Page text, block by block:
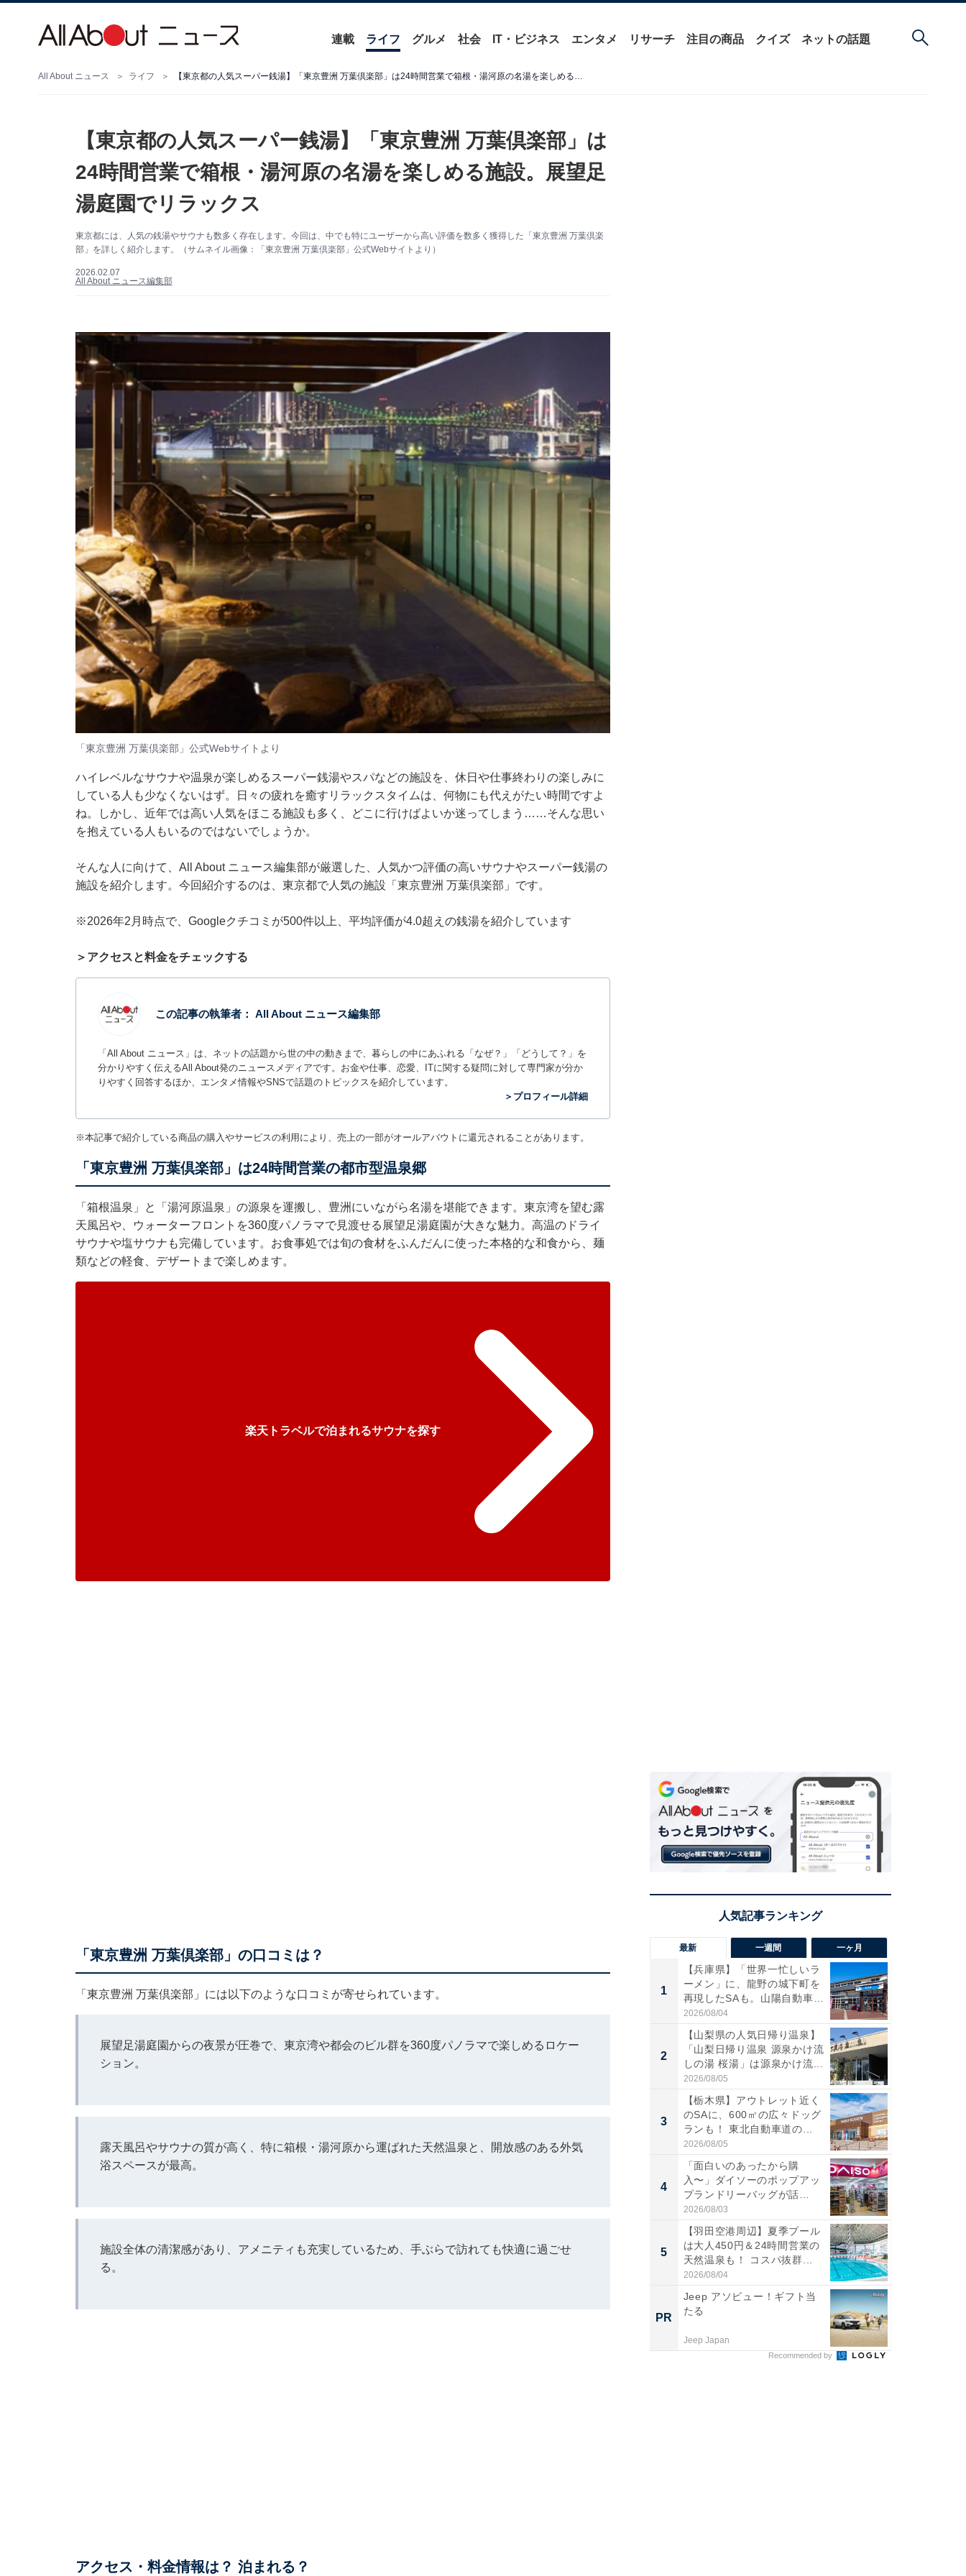
連載 ライフ グルメ 社会 IT・ビジネス エンタメ リサーチ 注目の商品 クイズ ネットの話題
All About ニュース ライフ 【東京都の人気スーパー銭湯】「東京豊洲 万葉倶楽部」は24時間営業で箱根・湯河原の名湯を楽しめる施設。展望足湯庭園でリラックス
【東京都の人気スーパー銭湯】「東京豊洲 万葉倶楽部」は
24時間営業で箱根・湯河原の名湯を楽しめる施設。展望足
湯庭園でリラックス
東京都には、人気の銭湯やサウナも数多く存在します。今回は、中でも特にユーザーから高い評価を数多く獲得した「東京豊洲 万葉倶楽
部」を詳しく紹介します。（サムネイル画像：「東京豊洲 万葉倶楽部」公式Webサイトより）
2026.02.07
All About ニュース編集部
「東京豊洲 万葉倶楽部」公式Webサイトより
ハイレベルなサウナや温泉が楽しめるスーパー銭湯やスパなどの施設を、休日や仕事終わりの楽しみに
している人も少なくないはず。日々の疲れを癒すリラックスタイムは、何物にも代えがたい時間ですよ
ね。しかし、近年では高い人気をほこる施設も多く、どこに行けばよいか迷ってしまう……そんな思い
を抱えている人もいるのではないでしょうか。
そんな人に向けて、All About ニュース編集部が厳選した、人気かつ評価の高いサウナやスーパー銭湯の
施設を紹介します。今回紹介するのは、東京都で人気の施設「東京豊洲 万葉倶楽部」です。
※2026年2月時点で、Googleクチコミが500件以上、平均評価が4.0超えの銭湯を紹介しています
＞アクセスと料金をチェックする
この記事の執筆者： All About ニュース編集部
「All About ニュース」は、ネットの話題から世の中の動きまで、暮らしの中にあふれる「なぜ？」「どうして？」を
分かりやすく伝えるAll About発のニュースメディアです。お金や仕事、恋愛、ITに関する疑問に対して専門家が分か
りやすく回答するほか、エンタメ情報やSNSで話題のトピックスを紹介しています。
＞プロフィール詳細
※本記事で紹介している商品の購入やサービスの利用により、売上の一部がオールアバウトに還元されることがあります。
「東京豊洲 万葉倶楽部」は24時間営業の都市型温泉郷
「箱根温泉」と「湯河原温泉」の源泉を運搬し、豊洲にいながら名湯を堪能できます。東京湾を望む露
天風呂や、ウォーターフロントを360度パノラマで見渡せる展望足湯庭園が大きな魅力。高温のドライ
サウナや塩サウナも完備しています。お食事処では旬の食材をふんだんに使った本格的な和食から、麺
類などの軽食、デザートまで楽しめます。
楽天トラベルで泊まれるサウナを探す
「東京豊洲 万葉倶楽部」の口コミは？
「東京豊洲 万葉倶楽部」には以下のような口コミが寄せられています。
展望足湯庭園からの夜景が圧巻で、東京湾や都会のビル群を360度パノラマで楽しめるロケー
ション。
露天風呂やサウナの質が高く、特に箱根・湯河原から運ばれた天然温泉と、開放感のある外気
浴スペースが最高。
施設全体の清潔感があり、アメニティも充実しているため、手ぶらで訪れても快適に過ごせ
る。
アクセス・料金情報は？ 泊まれる？
最新 一週間 一ヶ月
1
【兵庫県】「世界一忙しいラ
ーメン」に、龍野の城下町を
再現したSAも。山陽自動車
道...
2026/08/04
2
【山梨県の人気日帰り温泉】
「山梨日帰り温泉 源泉かけ流
しの湯 桜湯」は源泉かけ流...
2026/08/05
3
【栃木県】アウトレット近く
のSAに、600㎡の広々ドッグ
ランも！ 東北自動車道の...
2026/08/05
4
「面白いのあったから購
入〜」ダイソーのポップアッ
プランドリーバッグが話
題。“さま...
2026/08/03
5
【羽田空港周辺】夏季プール
は大人450円＆24時間営業の
天然温泉も！ コスパ抜群...
2026/08/04
PR
Jeep アソビュー！ギフト当
たる
Jeep Japan
Recommended by